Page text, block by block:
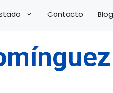
Contacto Blog